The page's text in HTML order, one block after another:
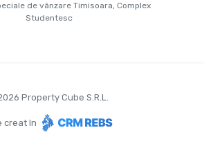
de vânzare Timisoara, Complex
Studentesc
Property Cube S.R.L.
creat în